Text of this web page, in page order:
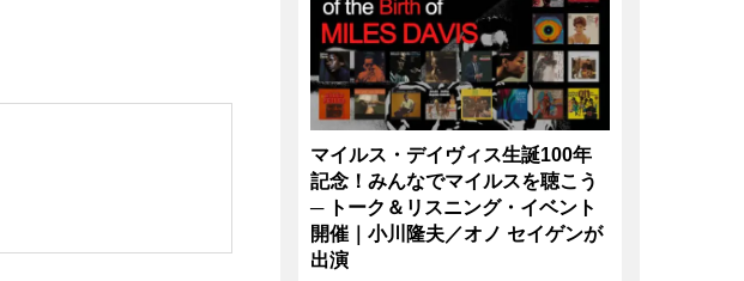
マイルス・デイヴィス生誕100年
記念！みんなでマイルスを聴こう
─ トーク＆リスニング・イベント
開催｜小川隆夫／オノ セイゲンが
出演